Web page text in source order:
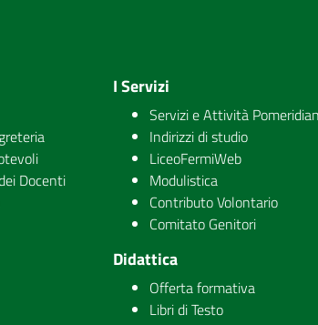
Docenti
I Servizi
Servizi e Attività
Indirizzi di studio
LiceoFermiWeb
Modulistica
Contributo Volontario
Comitato Genitori
Didattica
Offerta formativa
Libri di Testo